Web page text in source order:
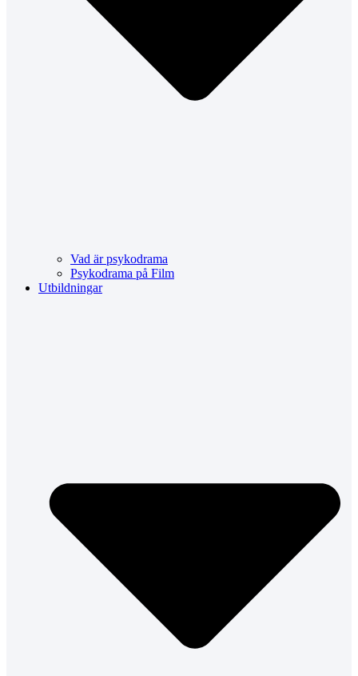
Vad är psykodrama
Psykodrama på Film
Utbildningar